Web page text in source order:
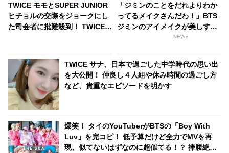
TWICE モモとSUPER JUNIOR
ヒチョルの交際をジョークにし
た司会者に批難殺到！ TWICE
「ジミンのことをだれよりわか
ってるメイクさんだわ！」BTS
ジミンのアイメイクが美しすぎ
る…！ ジミンの魅力を完璧に引
帽…その妖艶さの秘訣が明らか
に
NEWS
TWICE サナ、日本で過ごした中学時代の思い出
を大公開！ 仲良し４人組や休み時間の過ごし方
など、貴重なエピソードを明かす
爆笑！ タイのYouTuberがBTSの「Boy With
Luv」を完コピ！ 低予算だけど全力でMVを再
現、似てないはずなのに超似てる！？ 捧腹絶倒